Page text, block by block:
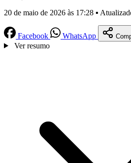
20 de maio de 2026 às 17:28 ▪
Facebook WhatsApp
Ver resumo